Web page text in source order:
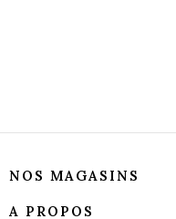
NOS MAGASINS
A PROPOS